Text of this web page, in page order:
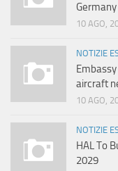
Germany
10 AGO,
NOTIZIE
aircraft
10 AGO,
NOTIZIE
HAL To
2029